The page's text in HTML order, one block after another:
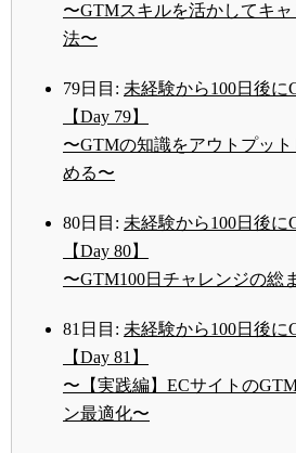
〜GTMスキルを活かしてキ
法〜
79日目: 未経験から100日後
【Day 79】
〜GTMの知識をアウトプッ
める〜
80日目: 未経験から100日後
【Day 80】
〜GTM100日チャレンジの総
81日目: 未経験から100日後
【Day 81】
〜【実践編】ECサイトの
ン最適化〜